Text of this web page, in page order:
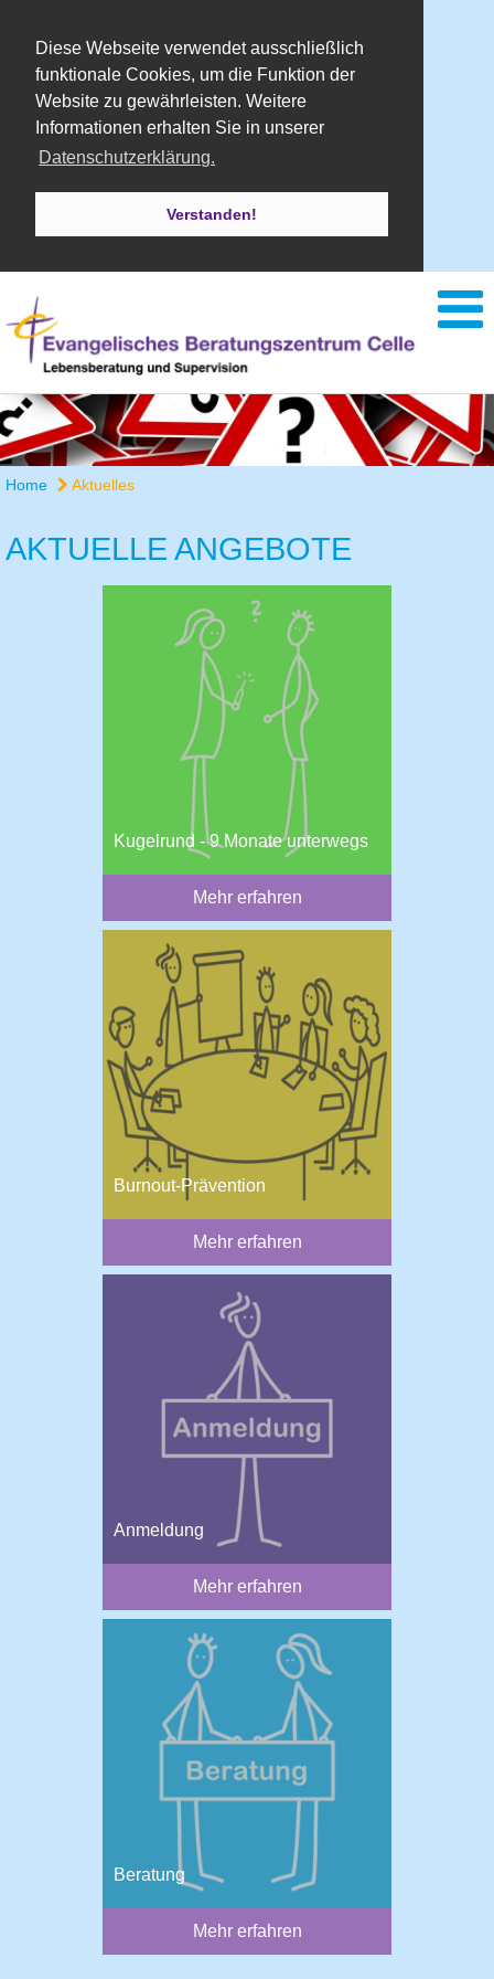
Diese Webseite verwendet ausschließlich
funktionale Cookies, um die Funktion der
Website zu gewährleisten. Weitere
Informationen erhalten Sie in unserer
Datenschutzerklärung.
Verstanden!
Home Aktuelles
AKTUELLE ANGEBOTE
Kugelrund - 9 Monate unterwegs
Mehr erfahren
Burnout-Prävention
Mehr erfahren
Anmeldung
Mehr erfahren
Beratung
Mehr erfahren